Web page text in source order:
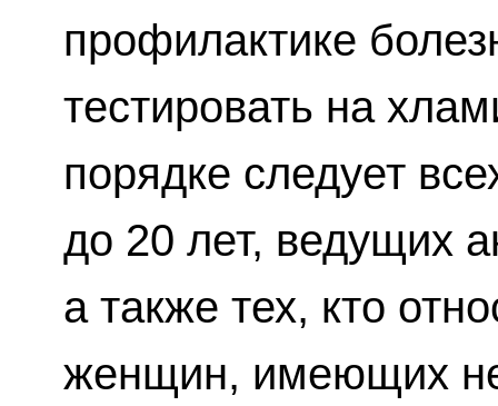
профилактике
тестировать на
порядке следует
до 20 лет, ведущих
а также тех, кто
женщин, имеющих